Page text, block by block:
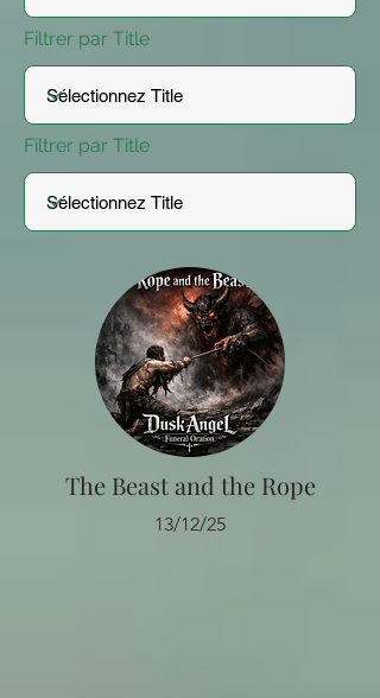
Filtrer par Title
Filtrer par Title
The Beast and the Rope
13/12/25